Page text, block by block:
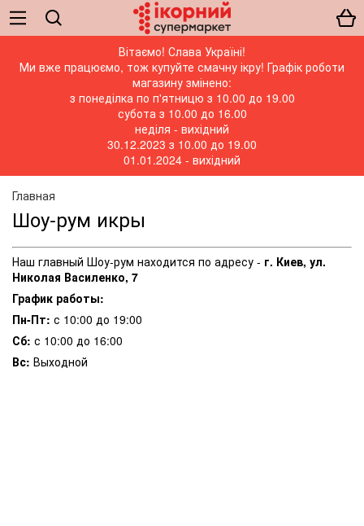
Вітаємо! Слава Україні!
Ми вже працюємо, тож купуйте смачну ікру! Графік роботи
магазину змінено:
з понеділка по п'ятницю з 10.00 до 19.00
субота з 10.00 до 16.00
неділя - вихідний
30.12.2023 з 10.00 до 19.00
01.01.2024 - вихідний
Главная
Шоу-рум икры
Наш главный Шоу-рум находится по адресу - г. Киев, ул.
Николая Василенко, 7
График работы:
Пн-Пт: с 10:00 до 19:00
Сб: с 10:00 до 16:00
Вс: Выходной